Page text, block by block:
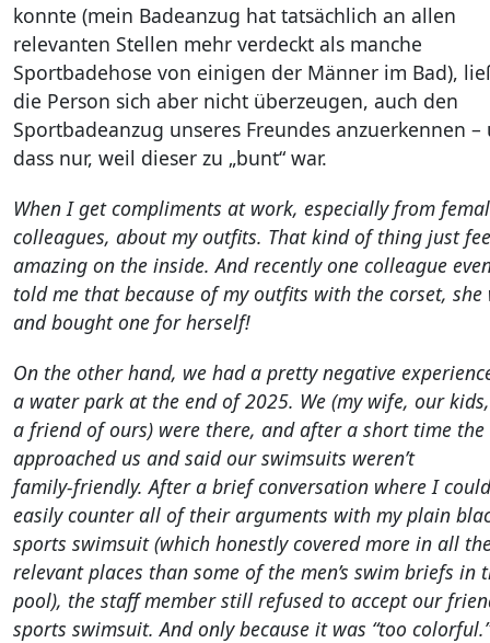
konnte (mein Badeanzug hat tatsächlich an allen
relevanten Stellen mehr verdeckt als manche
Sportbadehose von einigen der Männer im Bad),
die Person sich aber nicht überzeugen, auch den
Sportbadeanzug unseres Freundes anzuerkennen –
dass nur, weil dieser zu „bunt“ war.
When I get compliments at work, especially from
colleagues, about my outfits. That kind of thing just
amazing on the inside. And recently one colleague
told me that because of my outfits with the corset, she
and bought one for herself!
On the other hand, we had a pretty negative
a water park at the end of 2025. We (my wife, our
a friend of ours) were there, and after a short time
approached us and said our swimsuits weren’t
family‑friendly. After a brief conversation where I could
easily counter all of their arguments with my plain
sports swimsuit (which honestly covered more in all
relevant places than some of the men’s swim briefs in
pool), the staff member still refused to accept our
sports swimsuit. And only because it was “too colorful.”